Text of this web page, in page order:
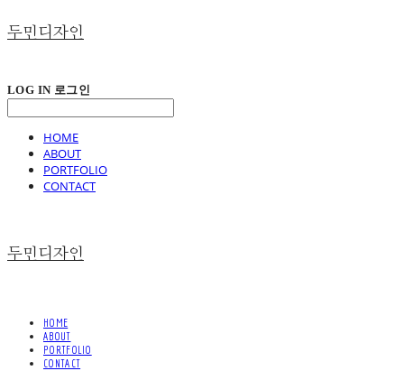
두민디자인
LOG IN 로그인
HOME
ABOUT
PORTFOLIO
CONTACT
두민디자인
HOME
ABOUT
PORTFOLIO
CONTACT